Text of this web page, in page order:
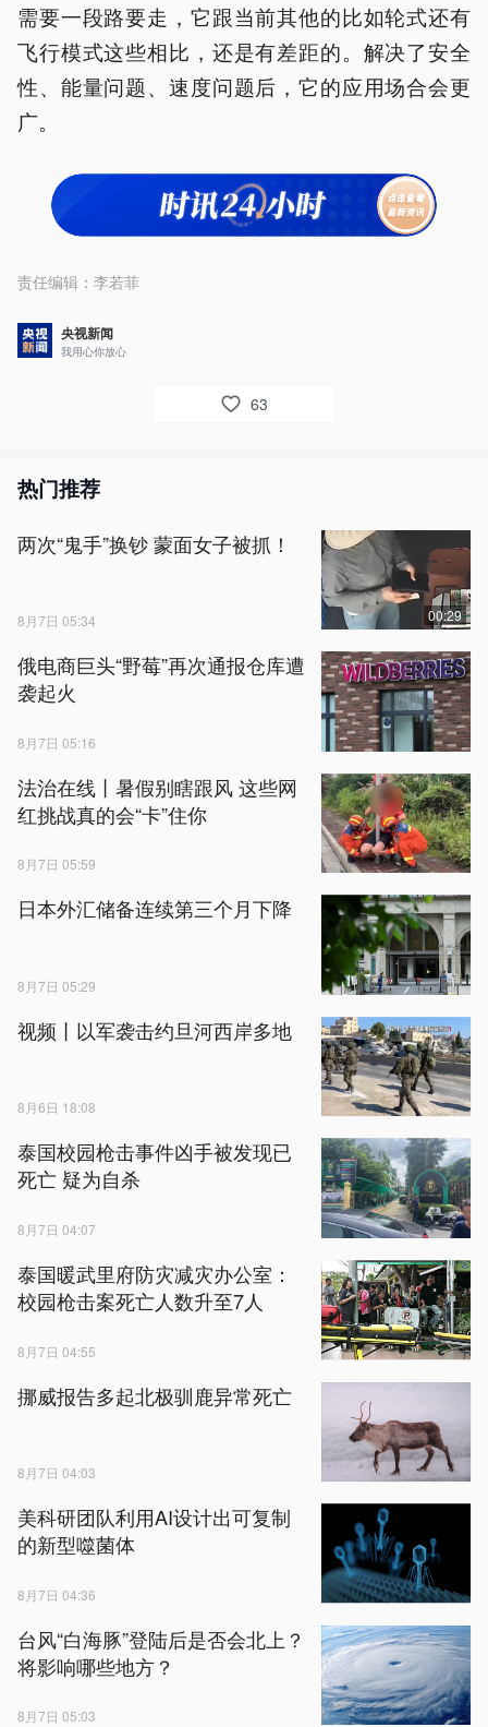
需要一段路要走，它跟当前其他的比如轮式还有
飞行模式这些相比，还是有差距的。解决了安全
性、能量问题、速度问题后，它的应用场合会更
广。
责任编辑： 李若菲
央视新闻
我用心你放心
63
热门推荐
两次“鬼手”换钞 蒙面女子被抓！
8月7日 05:34 00:29
俄电商巨头“野莓”再次通报仓库遭
袭起火
8月7日 05:16
法治在线丨暑假别瞎跟风 这些网
红挑战真的会“卡”住你
8月7日 05:59
日本外汇储备连续第三个月下降
8月7日 05:29
视频丨以军袭击约旦河西岸多地
8月6日 18:08
泰国校园枪击事件凶手被发现已
死亡 疑为自杀
8月7日 04:07
泰国暖武里府防灾减灾办公室：
校园枪击案死亡人数升至7人
8月7日 04:55
挪威报告多起北极驯鹿异常死亡
8月7日 04:03
美科研团队利用AI设计出可复制
的新型噬菌体
8月7日 04:36
台风“白海豚”登陆后是否会北上？
将影响哪些地方？
8月7日 05:03